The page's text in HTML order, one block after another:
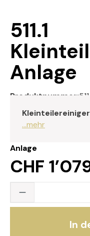
511.1
Anlage
Produktnummer:
...mehr
Anlage
CHF
Produkt
In